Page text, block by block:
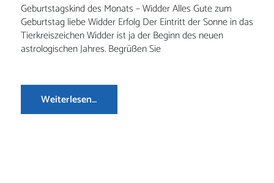
Geburtstagskind des Monats – Widder Alles Gute zum
Geburtstag liebe Widder Erfolg Der Eintritt der Sonne in das
Tierkreiszeichen Widder ist ja der Beginn des neuen
astrologischen Jahres. Begrüßen Sie
Weiterlesen…